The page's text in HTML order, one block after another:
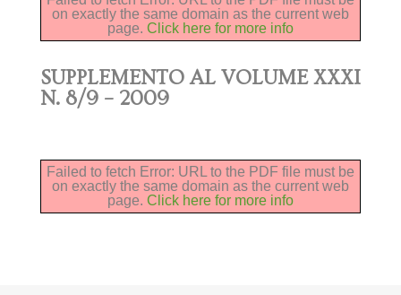
on exactly the same domain as the current web
page. Click here for more info
SUPPLEMENTO AL VOLUME XXXI
N. 8/9 – 2009
Failed to fetch Error: URL to the PDF file must be
on exactly the same domain as the current web
page. Click here for more info